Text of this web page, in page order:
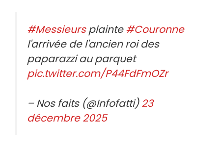
#Messieursplainte#Couronne
l'arrivée de l'ancien roi des
paparazzi au parquet
pic.twitter.com/P44FdFmOZr
– Nos faits (@Infofatti)23
décembre 2025